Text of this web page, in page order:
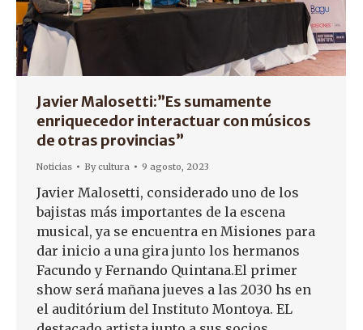
Javier Malosetti:”Es sumamente
enriquecedor interactuar con músicos
de otras provincias”
Noticias Bycultura 9 agosto, 2023
Javier Malosetti, considerado uno de los
bajistas más importantes de la escena
musical, ya se encuentra en Misiones para
dar inicio a una gira junto los hermanos
Facundo y Fernando Quintana.El primer
show será mañana jueves a las 2030 hs en
el auditórium del Instituto Montoya. EL